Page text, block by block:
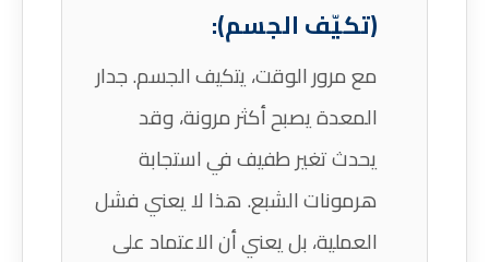
(تكيّف الجسم):
مع مرور الوقت، يتكيف الجسم. جدار
المعدة يصبح أكثر مرونة، وقد
يحدث تغير طفيف في استجابة
هرمونات الشبع. هذا لا يعني فشل
العملية، بل يعني أن الاعتماد على